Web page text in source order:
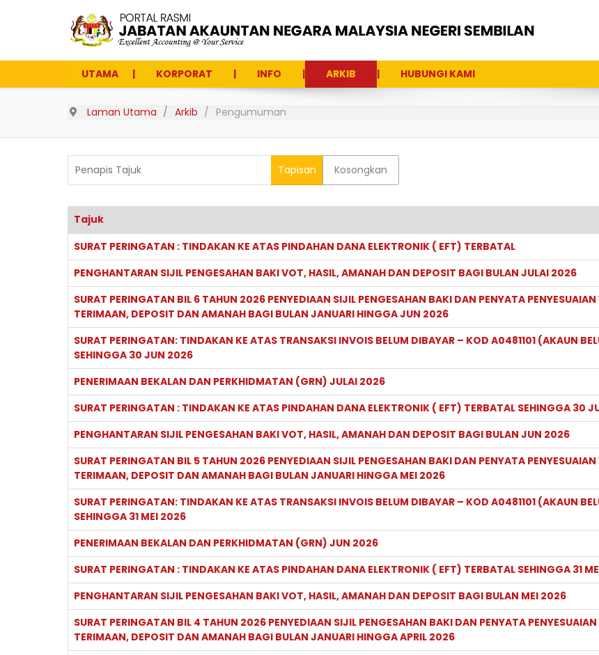
UTAMA KORPORAT INFO ARKIB HUBUNGI KAMI
Laman Utama Arkib Pengumuman
Tapisan Kosongkan
Tajuk
SURAT PERINGATAN : TINDAKAN KE ATAS PINDAHAN DANA ELEKTRONIK ( EFT) TERBATAL
PENGHANTARAN SIJIL PENGESAHAN BAKI VOT, HASIL, AMANAH DAN DEPOSIT BAGI BULAN JULAI 2026
SURAT PERINGATAN BIL 6 TAHUN 2026 PENYEDIAAN SIJIL PENGESAHAN BAKI DAN PENYATA
TERIMAAN, DEPOSIT DAN AMANAH BAGI BULAN JANUARI HINGGA JUN 2026
SURAT PERINGATAN: TINDAKAN KE ATAS TRANSAKSI INVOIS BELUM DIBAYAR – KOD A0481101 (AKAUN
SEHINGGA 30 JUN 2026
PENERIMAAN BEKALAN DAN PERKHIDMATAN (GRN) JULAI 2026
SURAT PERINGATAN : TINDAKAN KE ATAS PINDAHAN DANA ELEKTRONIK ( EFT) TERBATAL SEHINGGA 30
PENGHANTARAN SIJIL PENGESAHAN BAKI VOT, HASIL, AMANAH DAN DEPOSIT BAGI BULAN JUN 2026
SURAT PERINGATAN BIL 5 TAHUN 2026 PENYEDIAAN SIJIL PENGESAHAN BAKI DAN PENYATA
TERIMAAN, DEPOSIT DAN AMANAH BAGI BULAN JANUARI HINGGA MEI 2026
SURAT PERINGATAN: TINDAKAN KE ATAS TRANSAKSI INVOIS BELUM DIBAYAR – KOD A0481101 (AKAUN
SEHINGGA 31 MEI 2026
PENERIMAAN BEKALAN DAN PERKHIDMATAN (GRN) JUN 2026
SURAT PERINGATAN : TINDAKAN KE ATAS PINDAHAN DANA ELEKTRONIK ( EFT) TERBATAL SEHINGGA 31
PENGHANTARAN SIJIL PENGESAHAN BAKI VOT, HASIL, AMANAH DAN DEPOSIT BAGI BULAN MEI 2026
SURAT PERINGATAN BIL 4 TAHUN 2026 PENYEDIAAN SIJIL PENGESAHAN BAKI DAN PENYATA
TERIMAAN, DEPOSIT DAN AMANAH BAGI BULAN JANUARI HINGGA APRIL 2026